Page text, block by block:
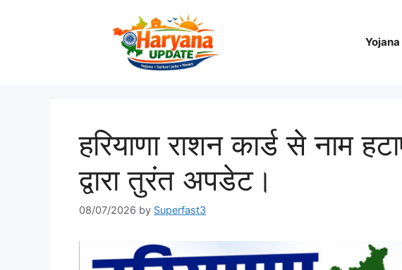
Yojana
हरियाणा राशन कार्ड से नाम
द्वारा तुरंत अपडेट।
08/07/2026 by Superfast3